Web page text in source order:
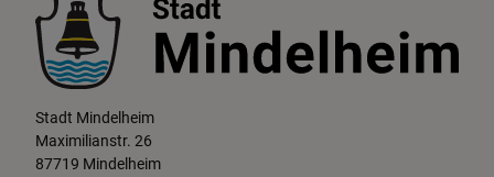
Stadt Mindelheim
Maximilianstr. 26
87719 Mindelheim